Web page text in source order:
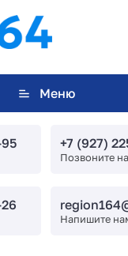
Меню
+7 (927)
Позвоните
Напишите